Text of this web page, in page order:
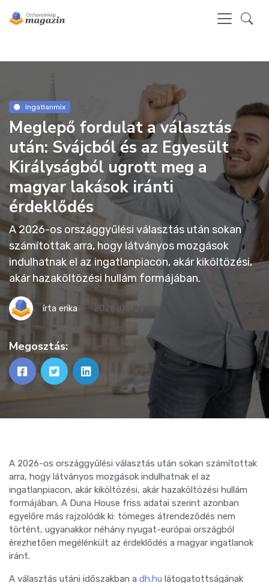
Ingatlanmix
Meglepő fordulat a választás
után: Svájcból és az Egyesült
Királyságból ugrott meg a
magyar lakások iránti
érdeklődés
A 2026-os országgyűlési választás után sokan
számítottak arra, hogy látványos mozgások
indulhatnak el az ingatlanpiacon, akár kiköltözési,
akár hazaköltözési hullám formájában.
írta erika 2026-05-27
Megosztás:
A 2026-os országgyűlési választás után sokan számítottak
arra, hogy látványos mozgások indulhatnak el az
ingatlanpiacon, akár kiköltözési, akár hazaköltözési hullám
formájában. A Duna House friss adatai szerint azonban
egyelőre más rajzolódik ki: tömeges átrendeződés nem
történt, ugyanakkor néhány nyugat-európai országból
érezhetően megélénkült az érdeklődés a magyar ingatlanok
iránt.
A választás utáni időszakban a dh.hu látogatottságának